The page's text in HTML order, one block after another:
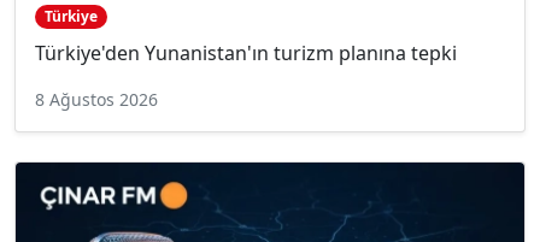
Türkiye
Türkiye'den Yunanistan'ın turizm planına tepki
8 Ağustos 2026